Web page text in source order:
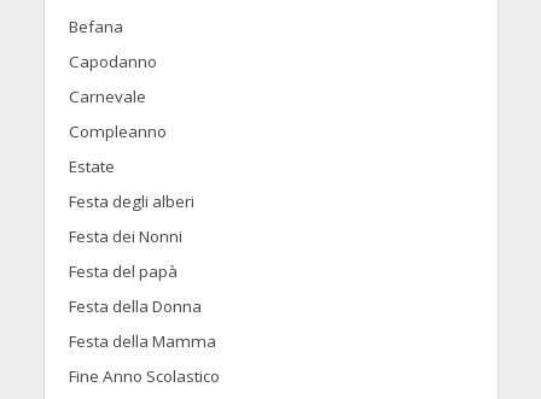
Befana
Capodanno
Carnevale
Compleanno
Estate
Festa degli alberi
Festa dei Nonni
Festa del papà
Festa della Donna
Festa della Mamma
Fine Anno Scolastico